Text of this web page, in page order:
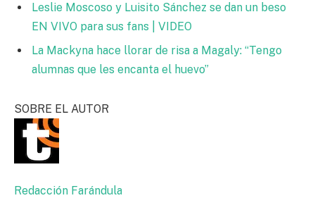
Leslie Moscoso y Luisito Sánchez se dan un beso
EN VIVO para sus fans | VIDEO
La Mackyna hace llorar de risa a Magaly: “Tengo
alumnas que les encanta el huevo”
SOBRE EL AUTOR
Redacción Farándula